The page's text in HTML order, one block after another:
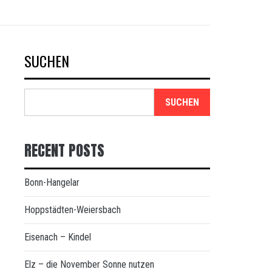
SUCHEN
SUCHEN
RECENT POSTS
Bonn-Hangelar
Hoppstädten-Weiersbach
Eisenach – Kindel
Elz – die November Sonne nutzen